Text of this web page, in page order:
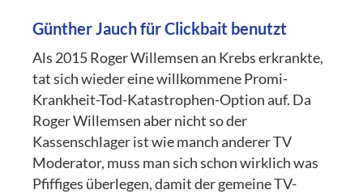
Günther Jauch für Clickbait benutzt
Als 2015 Roger Willemsen an Krebs erkrankte,
tat sich wieder eine willkommene Promi-
Krankheit-Tod-Katastrophen-Option auf. Da
Roger Willemsen aber nicht so der
Kassenschlager ist wie manch anderer TV
Moderator, muss man sich schon wirklich was
Pfiffiges überlegen, damit der gemeine TV-